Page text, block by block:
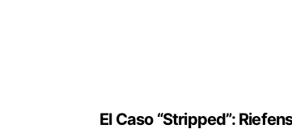
El Caso “Stripped”: